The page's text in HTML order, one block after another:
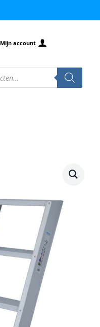
Mijn account